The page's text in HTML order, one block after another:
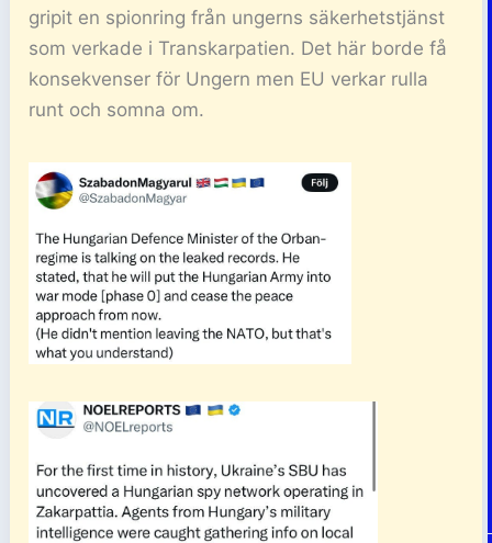
gripit en spionring från ungerns säkerhetstjänst
som verkade i Transkarpatien. Det här borde få
konsekvenser för Ungern men EU verkar rulla
runt och somna om.